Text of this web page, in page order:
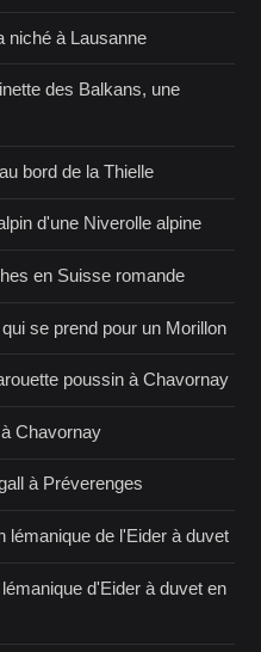
niché à Lausanne
des Balkans, une
bord de la Thielle
d'une Niverolle alpine
en Suisse romande
se prend pour un Morillon
poussin à Chavornay
Chavornay
à Préverenges
lémanique de l'Eider à duvet
d'Eider à duvet en